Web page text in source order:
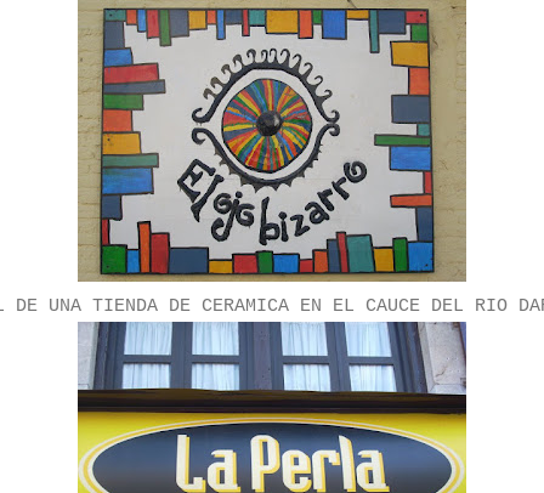
DE UNA TIENDA DE CERAMICA EN EL CAUCE DEL RIO